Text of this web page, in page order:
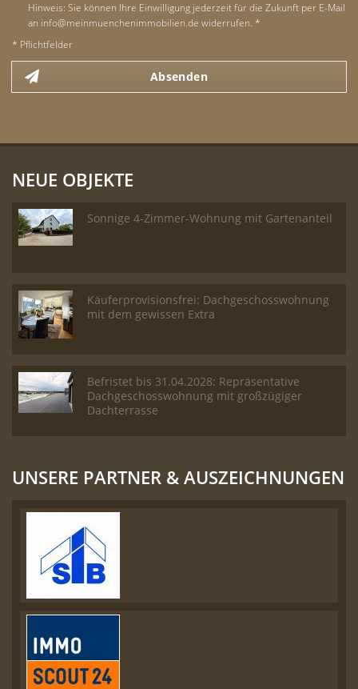
Hinweis: Sie können Ihre Einwilligung jederzeit für die Zukunft per E-Mail
an info@meinmuenchenimmobilien.de widerrufen. *
* Pflichtfelder
Absenden
NEUE OBJEKTE
Sonnige 4-Zimmer-Wohnung mit Gartenanteil
Käuferprovisionsfrei: Dachgeschosswohnung
mit dem gewissen Extra
Befristet bis 31.04.2028: Repräsentative
Dachgeschosswohnung mit großzügiger
Dachterrasse
UNSERE PARTNER & AUSZEICHNUNGEN